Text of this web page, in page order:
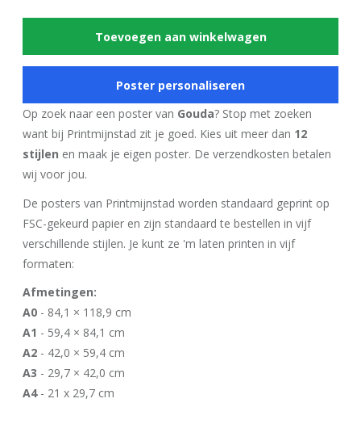
Toevoegen aan winkelwagen
Poster personaliseren
Op zoek naar een poster van Gouda? Stop met zoeken
want bij Printmijnstad zit je goed. Kies uit meer dan 12
stijlen en maak je eigen poster. De verzendkosten betalen
wij voor jou.
De posters van Printmijnstad worden standaard geprint op
FSC-gekeurd papier en zijn standaard te bestellen in vijf
verschillende stijlen. Je kunt ze 'm laten printen in vijf
formaten:
Afmetingen:
A0 - 84,1 × 118,9 cm
A1 - 59,4 × 84,1 cm
A2 - 42,0 × 59,4 cm
A3 - 29,7 × 42,0 cm
A4- 21 x 29,7 cm